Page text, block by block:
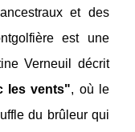
et des
est une
Verneuil décrit
les vents", où le
du brûleur qui